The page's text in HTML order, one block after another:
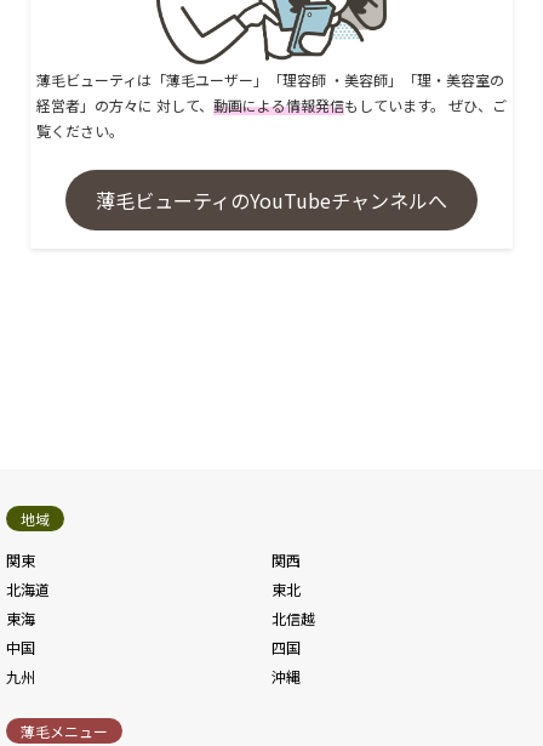
薄毛ビューティは「薄毛ユーザー」「理容師 ・美容師」「理・美容室の
経営者」の方々に 対して、 動画による情報発信もしています。 ぜひ、ご
覧ください。
薄毛ビューティのYouTubeチャンネルへ
地域
関東
関西
北海道
東北
東海
北信越
中国
四国
九州
沖縄
薄毛メニュー